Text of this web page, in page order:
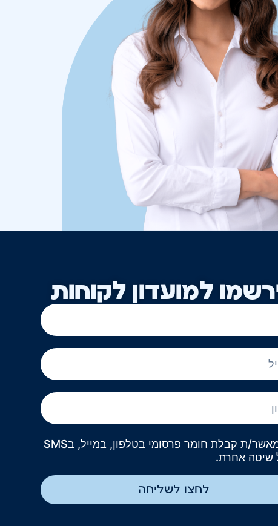
למועדון לקוחות
אני מאשר/ת קבלת חומר פרסומי בטלפון, במייל, בSMS
שיטה אחרת.
לחצו לשליחה